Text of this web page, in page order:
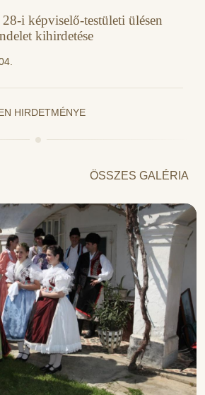
i képviselő-testületi ülésen
kihirdetése
HIRDETMÉNYE
ÖSSZES GALÉRIA